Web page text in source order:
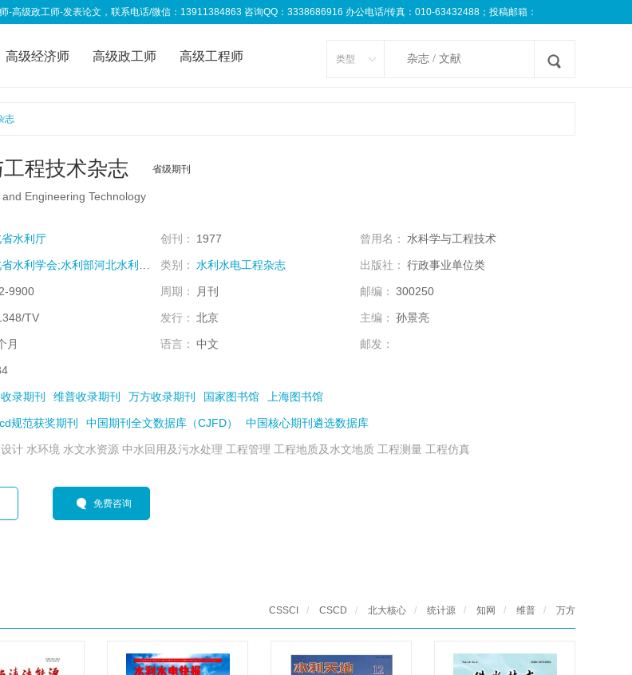
高级政工师-发表论文，联系电话/微信：13911384863 咨询QQ：3338686916 办公电话/传真：010-63432488；投稿邮箱：
高级经济师 高级政工师 高级工程师
稿
类型
志
程技术杂志 省级期刊
Engineering Technology
水利厅
水利学会;水利部河北水利水电设计院;
9900
TV
月
创刊： 1977
类别： 水利水电工程杂志
周期： 月刊
发行： 北京
语言： 中文
曾用名： 水科学与工程技术
出版社： 行政事业单位类
邮编： 300250
主编： 孙景亮
邮发：
录期刊 维普收录期刊 万方收录期刊 国家图书馆 上海图书馆
规范获奖期刊 中国期刊全文数据库（CJFD） 中国核心期刊遴选数据库
计 水环境 水文水资源 中水回用及污水处理 工程管理 工程地质及水文地质 工程测量 工程仿真
免费咨询
CSSCI / CSCD / 北大核心 / 统计源 / 知网 / 维普 / 万方